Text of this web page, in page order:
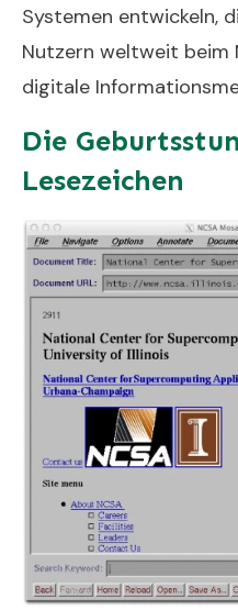
Systemen entwickeln,
Nutzern weltweit beim
digitale
Die
Lesezeichen